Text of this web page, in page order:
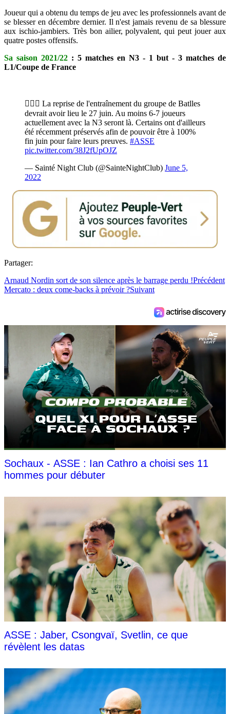
Joueur qui a obtenu du temps de jeu avec les professionnels avant de
se blesser en décembre dernier. Il n'est jamais revenu de sa blessure
aux ischio-jambiers. Très bon ailier, polyvalent, qui peut jouer aux
quatre postes offensifs.
Sa saison 2021/22 : 5 matches en N3 - 1 but - 3 matches de
L1/Coupe de France
🏃🏽‍♂️ La reprise de l'entraînement du groupe de Batlles
devrait avoir lieu le 27 juin. Au moins 6-7 joueurs
actuellement avec la N3 seront là. Certains ont d'ailleurs
été récemment préservés afin de pouvoir être à 100%
fin juin pour faire leurs preuves. #ASSE
pic.twitter.com/38J2fUpOJZ
— Sainté Night Club (@SainteNightClub) June 5,
2022
Partager:
Arnaud Nordin sort de son silence après le barrage perdu !Précédent
Mercato : deux come-backs à prévoir ?Suivant
Sochaux - ASSE : Ian Cathro a choisi ses 11
hommes pour débuter
ASSE : Jaber, Csongvaï, Svetlin, ce que
révèlent les datas